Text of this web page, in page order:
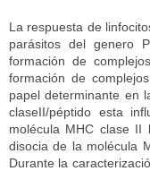
La respuesta de
parásitos del genero
formación de
formación de
papel determinante en
claseII/péptido esta
molécula MHC clase
disocia de la molécula
Durante la